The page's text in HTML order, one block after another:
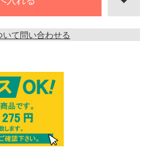
いて問い合わせる